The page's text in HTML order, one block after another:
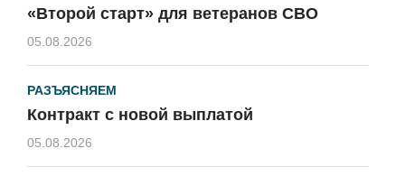
«Второй старт» для ветеранов СВО
05.08.2026
РАЗЪЯСНЯЕМ
Контракт с новой выплатой
05.08.2026